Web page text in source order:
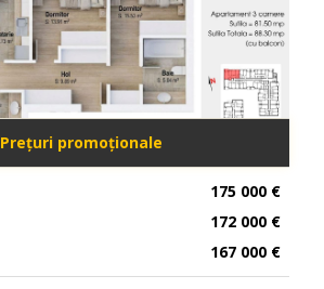
Prețuri promoționale
175 000 €
172 000 €
167 000 €